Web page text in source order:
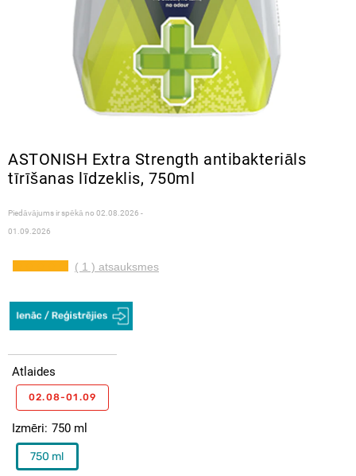
ASTONISH Extra Strength antibakteriāls
tīrīšanas līdzeklis, 750ml
Piedāvājums ir spēkā no 02.08.2026 -
01.09.2026
( 1 ) atsauksmes
Izmēri 750 ml
750 ml
Atlaides
02.08-01.09